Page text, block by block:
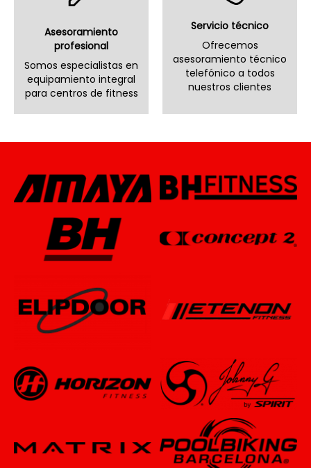
Asesoramiento
profesional
Somos especialistas en
equipamiento integral
para centros de fitness
Servicio técnico
Ofrecemos
asesoramiento técnico
telefónico a todos
nuestros clientes